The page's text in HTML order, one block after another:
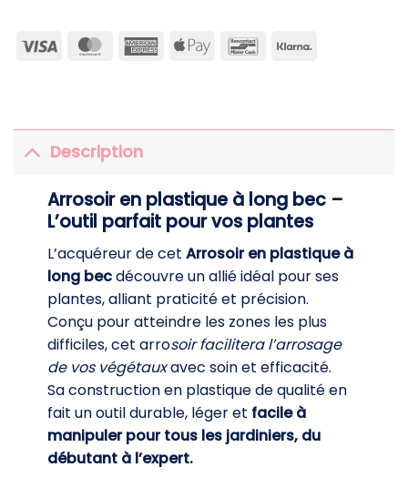
Visa MasterCardAmericanApple
Bancontact
Klarna
Description
Arrosoir en plastique à long bec –
L’outil parfait pour vos plantes
L’acquéreur de cet Arrosoir en plastique à
long becdécouvre un allié idéal pour ses
plantes, alliant praticité et précision.
Conçu pour atteindre les zones les plus
difficiles, cet arrosoir facilitera l’arrosage
de vos végétauxavec soin et efficacité.
Sa construction en plastique de qualité en
fait un outil durable, léger et facile à
manipuler pour tous les jardiniers, du
débutant à l’expert.